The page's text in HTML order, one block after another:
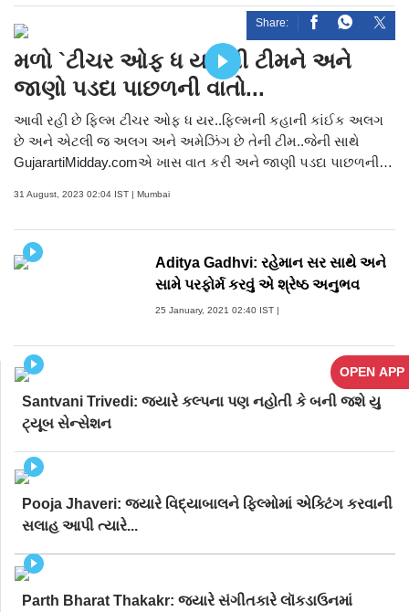
OPEN APP
Share:
મળો `ટીચર ઓફ ધ યર`ની ટીમને અને
જાણો પડદા પાછળની વાતો...
આવી રહી છે ફિલ્મ ટીચર ઓફ ધ યર..ફિલ્મની કહાની કાંઈક અલગ
છે અને એટલી જ અલગ અને અમેઝિંગ છે તેની ટીમ..જેની સાથે
GujarartiMidday.comએ ખાસ વાત કરી અને જાણી પડદા પાછળની
31 August, 2023 02:04 IST | Mumbai
Aditya Gadhvi: રહેમાન સર સાથે અને
સામે પરફોર્મ કરવું એ શ્રેષ્ઠ અનુભવ
25 January, 2021 02:40 IST |
Santvani Trivedi: જ્યારે કલ્પના પણ નહોતી કે બની જશે યુ
ટ્યૂબ સેન્સેશન
Pooja Jhaveri: જ્યારે વિદ્યાબાલને ફિલ્મોમાં એક્ટિંગ કરવાની
સલાહ આપી ત્યારે...
Parth Bharat Thakakr: જ્યારે સંગીતકારે લૉકડાઉનમાં